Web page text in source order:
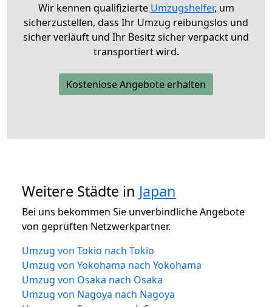
Wir kennen qualifizierte Umzugshelfer, um
sicherzustellen, dass Ihr Umzug reibungslos und
sicher verläuft und Ihr Besitz sicher verpackt und
transportiert wird.
Kostenlose Angebote erhalten
Weitere Städte in Japan
Bei uns bekommen Sie unverbindliche Angebote
von geprüften Netzwerkpartner.
Umzug von Tokio nach Tokio
Umzug von Yokohama nach Yokohama
Umzug von Osaka nach Osaka
Umzug von Nagoya nach Nagoya